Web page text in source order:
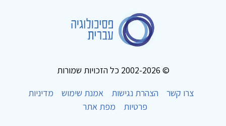
© 2002-2026 כל הזכויות שמורות
צרו קשר
הצהרת נגישות אמנת שימוש
מדיניות
פרטיות
מפת אתר